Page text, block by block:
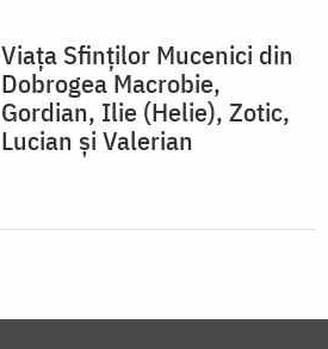
Viața Sfinților Mucenici din
Dobrogea Macrobie,
Gordian, Ilie (Helie), Zotic,
Lucian și Valerian